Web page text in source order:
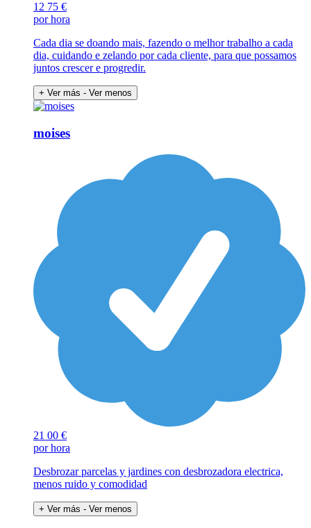
12 75 €
por hora
Cada dia se doando mais, fazendo o melhor trabalho a cada
dia, cuidando e zelando por cada cliente, para que possamos
juntos crescer e progredir.
+ Ver más - Ver menos
moises
21 00 €
por hora
Desbrozar parcelas y jardines con desbrozadora electrica,
menos ruido y comodidad
+ Ver más - Ver menos